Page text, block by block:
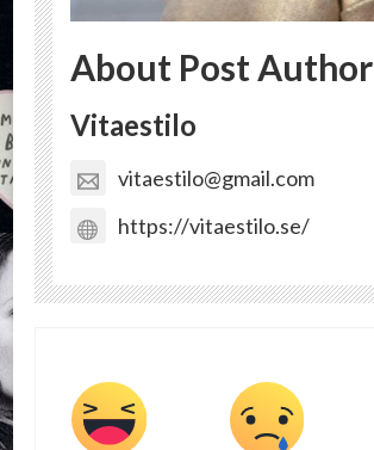
About Post Author
Vitaestilo
vitaestilo@gmail.com
https://vitaestilo.se/